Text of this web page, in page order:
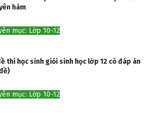
hàm
mục: Lớp 10-12
thi học sinh giỏi sinh học lớp 12 có đáp án
mục: Lớp 10-12